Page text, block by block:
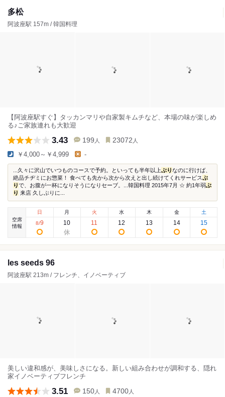
多松
阿波座駅 157m / 韓国料理
【阿波座駅すぐ】タッカンマリや自家製キムチなど、本場の味が楽しめ
る♪ご家族連れも大歓迎
3.43 199 人 23072 人
￥4,000～￥4,999 -
...久々に沢山でいつものコースで予約。といっても半年以上ぶりなのに行けば、
絶品チヂミにお惣菜！ 食べても先から次から次えと出し続けてくれサービスぶ
りで、お腹が一杯になりそうになりセーブ。...韓国料理 2015年7月 ☆ 約1年弱ぶ
り 来店 久しぶりに...
空席
情報
日
8/9
月
10
火
11
水
12
木
13
金
14
土
15
les seeds 96
阿波座駅 213m / フレンチ、イノベーティブ
美しい違和感が、美味しさになる。新しい組み合わせが調和する、隠れ
家イノベーティブフレンチ
3.51 150 人 4700 人